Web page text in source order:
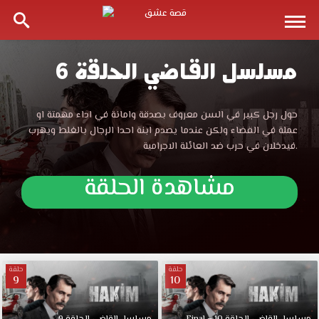
مسلسل
القاضي
الحلقة
6
مترجمة
موقع
قصة
مسلسل القاضي الحلقة 6
مسلسل
القاضي
الحلقة
6
مترجمة
موقع
قصة
العربي
الأفضل
لمشاهدة
جديد
حلقات
حول رجل كبير في السن معروف بصدقة وامانة في اداء مهمتة او
عملة في القضاء ولكن عندما يصدم ابنة احدا الرجال بالغلط ويهرب
فيدخلان في حرب ضد العائلة الاجرامية.
مشاهدة الحلقة
حلقة
10
حلقة
9